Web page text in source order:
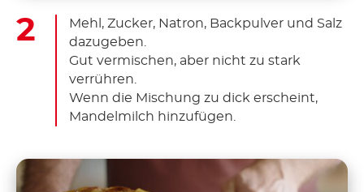
Mehl, Zucker, Natron, Backpulver und Salz
dazugeben.
Gut vermischen, aber nicht zu stark
verrühren.
Wenn die Mischung zu dick erscheint,
Mandelmilch hinzufügen.